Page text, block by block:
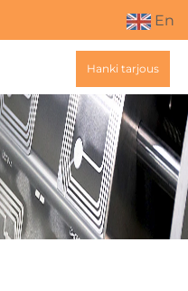
En
Hanki tarjous